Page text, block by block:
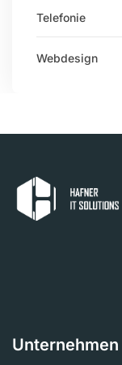
Telefonie
Webdesign
Unternehmen